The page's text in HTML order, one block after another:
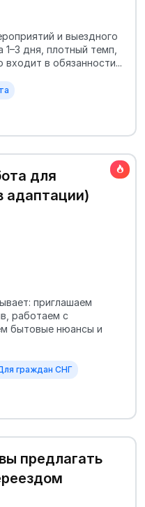
и выездного
дня, плотный темп,
в обязанности...
для
адаптации)
приглашаем
работаем с
бытовые нюансы и
граждан СНГ
предлагать